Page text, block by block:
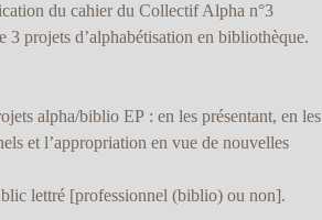
du cahier du Collectif Alpha n°3
3 projets d’alphabétisation en bibliothèque.
alpha/biblio EP : en les présentant, en les
et l’appropriation en vue de nouvelles
lettré [professionnel (biblio) ou non].